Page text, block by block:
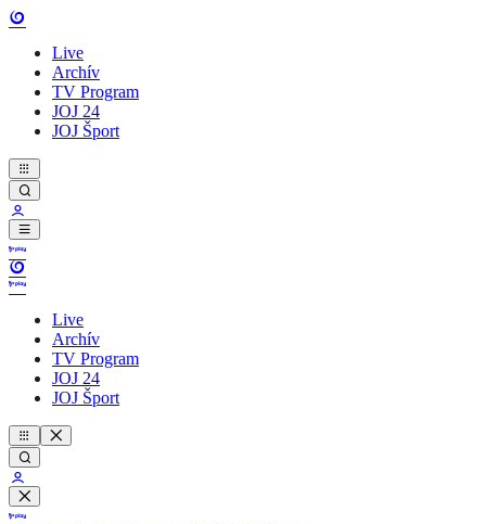
Live
Archív
TV Program
JOJ 24
JOJ Šport
Live
Archív
TV Program
JOJ 24
JOJ Šport